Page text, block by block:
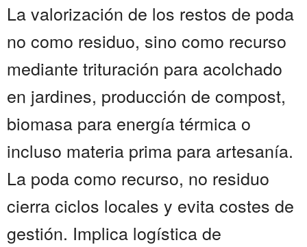
La valorización de los restos de poda
no como residuo, sino como recurso
mediante trituración para acolchado
en jardines, producción de compost,
biomasa para energía térmica o
incluso materia prima para artesanía.
La poda como recurso, no residuo
cierra ciclos locales y evita costes de
gestión. Implica logística de